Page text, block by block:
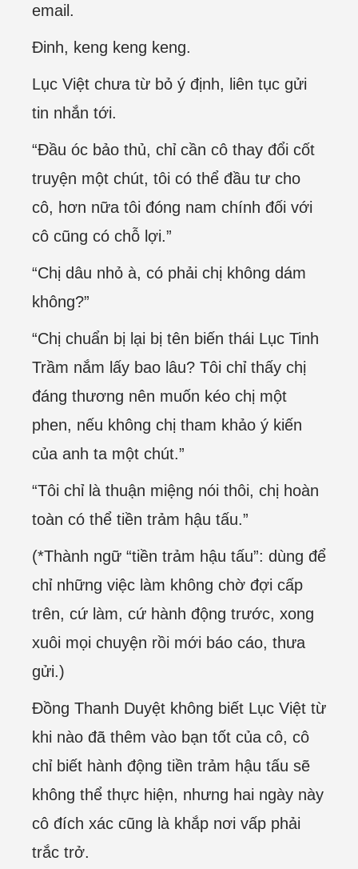
email.
Đinh, keng keng keng.
Lục Việt chưa từ bỏ ý định, liên tục gửi
tin nhắn tới.
“Đầu óc bảo thủ, chỉ cần cô thay đổi cốt
truyện một chút, tôi có thể đầu tư cho
cô, hơn nữa tôi đóng nam chính đối với
cô cũng có chỗ lợi.”
“Chị dâu nhỏ à, có phải chị không dám
không?”
“Chị chuẩn bị lại bị tên biến thái Lục Tinh
Trầm nắm lấy bao lâu? Tôi chỉ thấy chị
đáng thương nên muốn kéo chị một
phen, nếu không chị tham khảo ý kiến
của anh ta một chút.”
“Tôi chỉ là thuận miệng nói thôi, chị hoàn
toàn có thể tiền trảm hậu tấu.”
(*Thành ngữ “tiền trảm hậu tấu”: dùng để
chỉ những việc làm không chờ đợi cấp
trên, cứ làm, cứ hành động trước, xong
xuôi mọi chuyện rồi mới báo cáo, thưa
gửi.)
Đồng Thanh Duyệt không biết Lục Việt từ
khi nào đã thêm vào bạn tốt của cô, cô
chỉ biết hành động tiền trảm hậu tấu sẽ
không thể thực hiện, nhưng hai ngày này
cô đích xác cũng là khắp nơi vấp phải
trắc trở.